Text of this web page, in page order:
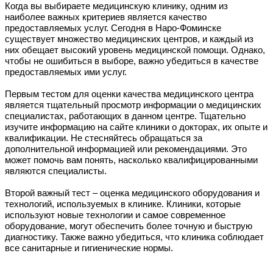
Когда вы выбираете медицинскую клинику, одним из
наиболее важных критериев является качество
предоставляемых услуг. Сегодня в Наро-Фоминске
существует множество медицинских центров, и каждый из
них обещает высокий уровень медицинской помощи. Однако,
чтобы не ошибиться в выборе, важно убедиться в качестве
предоставляемых ими услуг.
Первым тестом для оценки качества медицинского центра
является тщательный просмотр информации о медицинских
специалистах, работающих в данном центре. Тщательно
изучите информацию на сайте клиники о докторах, их опыте и
квалификации. Не стесняйтесь обращаться за
дополнительной информацией или рекомендациями. Это
может помочь вам понять, насколько квалифицированными
являются специалисты.
Второй важный тест – оценка медицинского оборудования и
технологий, используемых в клинике. Клиники, которые
используют новые технологии и самое современное
оборудование, могут обеспечить более точную и быструю
диагностику. Также важно убедиться, что клиника соблюдает
все санитарные и гигиенические нормы.